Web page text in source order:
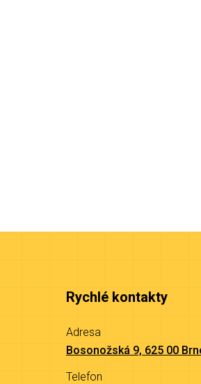
Rychlé kontakty
Adresa
Bosonožská 9, 625 00
Telefon